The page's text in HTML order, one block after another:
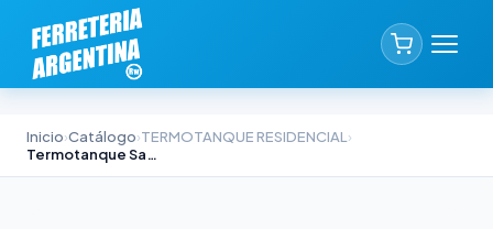
Inicio›Catálogo›TERMOTANQUE RESIDENCIAL ›
Termotanque Saiar Eléctrico de Colgar 55 litros Conexión Inferior